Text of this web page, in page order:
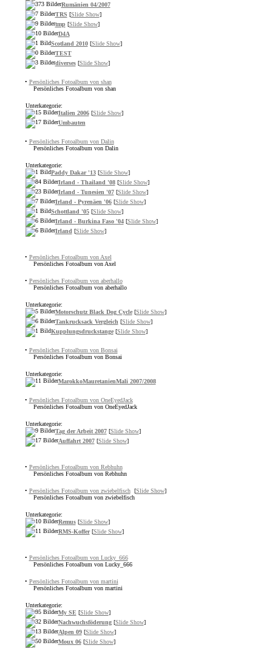
Rumänien 04/2007
TRS [Slide Show]
tmp [Slide Show]
D4A
Scotland 2010[Slide Show]
TEST
diverses[Slide Show]
• Persönliches Fotoalbum von shan
Persönliches Fotoalbum von shan
Unterkategorie:
Italien 2006[Slide Show]
Umbauten
• Persönliches Fotoalbum von Dalin
Persönliches Fotoalbum von Dalin
Unterkategorie:
Paddy Dakar '13[Slide Show]
Irland - Thailand '08[Slide Show]
Irland - Tunesien '07[Slide Show]
Irland - Pyrenäen '06[Slide Show]
Schottland '05[Slide Show]
Irland - Burkina Faso '04[Slide Show]
Irland[Slide Show]
• Persönliches Fotoalbum von Axel
Persönliches Fotoalbum von Axel
• Persönliches Fotoalbum von aberhallo
Persönliches Fotoalbum von aberhallo
Unterkategorie:
Motorschutz Black Dog Cycle[Slide Show]
Tankrucksack Vergleich[Slide Show]
Kupplungsdruckstange[Slide Show]
• Persönliches Fotoalbum von Bonsai
Persönliches Fotoalbum von Bonsai
Unterkategorie:
MarokkoMauretanienMali 2007/2008
• Persönliches Fotoalbum von OneEyedJack
Persönliches Fotoalbum von OneEyedJack
Unterkategorie:
Tag der Arbeit 2007[Slide Show]
Auffahrt 2007[Slide Show]
• Persönliches Fotoalbum von Rebhuhn
Persönliches Fotoalbum von Rebhuhn
• Persönliches Fotoalbum von zwiebelfisch [Slide Show]
Persönliches Fotoalbum von zwiebelfisch
Unterkategorie:
Remus[Slide Show]
RMS-Koffer[Slide Show]
• Persönliches Fotoalbum von Lucky_666
Persönliches Fotoalbum von Lucky_666
• Persönliches Fotoalbum von martini
Persönliches Fotoalbum von martini
Unterkategorie:
My SE [Slide Show]
Nachwuchsföderung[Slide Show]
Alpen 09[Slide Show]
Moux 06[Slide Show]